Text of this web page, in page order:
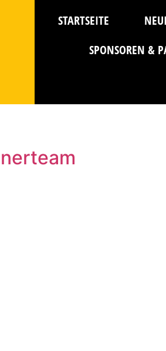
STARTSEITE
SPONSOREN &